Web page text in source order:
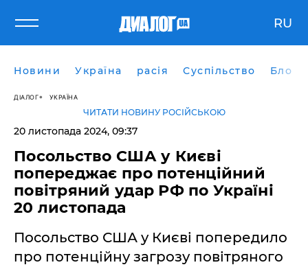
RU
Новини Україна расія Суспільство Блоги
ДІАЛОГ УКРАЇНА
ЧИТАТИ НОВИНУ РОСІЙСЬКОЮ
20 листопада 2024, 09:37
Посольство США у Києві
попереджає про потенційний
повітряний удар РФ по Україні
20 листопада
Посольство США у Києві попередило
про потенційну загрозу повітряного